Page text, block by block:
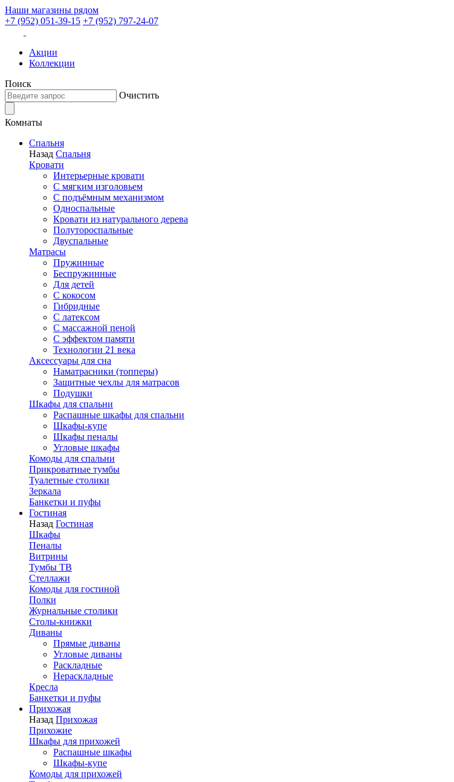
Наши магазины рядом
+7 (952) 051-39-15 +7 (952) 797-24-07
Акции
Коллекции
Поиск
Очистить
Комнаты
Спальня
Назад Спальня
Кровати
Интерьерные кровати
С мягким изголовьем
С подъёмным механизмом
Односпальные
Кровати из натурального дерева
Полутороспальные
Двуспальные
Матрасы
Пружинные
Беспружинные
Для детей
C кокосом
Гибридные
С латексом
С массажной пеной
С эффектом памяти
Технологии 21 века
Аксессуары для сна
Наматрасники (топперы)
Защитные чехлы для матрасов
Подушки
Шкафы для спальни
Распашные шкафы для спальни
Шкафы-купе
Шкафы пеналы
Угловые шкафы
Комоды для спальни
Прикроватные тумбы
Туалетные столики
Зеркала
Банкетки и пуфы
Гостиная
Назад Гостиная
Шкафы
Пеналы
Витрины
Тумбы ТВ
Стеллажи
Комоды для гостиной
Полки
Журнальные столики
Столы-книжки
Диваны
Прямые диваны
Угловые диваны
Раскладные
Нераскладные
Кресла
Банкетки и пуфы
Прихожая
Назад Прихожая
Прихожие
Шкафы для прихожей
Распашные шкафы
Шкафы-купе
Комоды для прихожей